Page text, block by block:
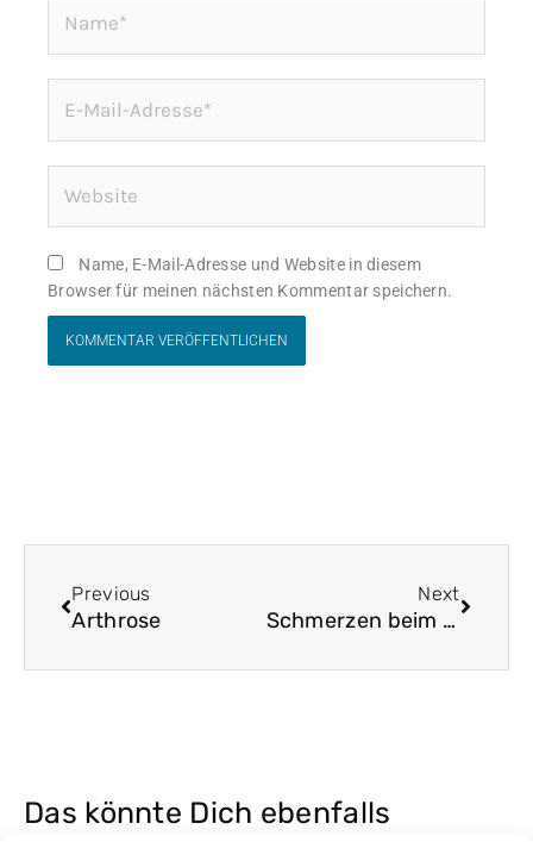
Mail-
Adresse*
Name, E-Mail-Adresse und Website in diesem
Browser für meinen nächsten Kommentar speichern.
Previous
Arthrose
Next
Schmerzen beim Atmen
Das könnte Dich ebenfalls